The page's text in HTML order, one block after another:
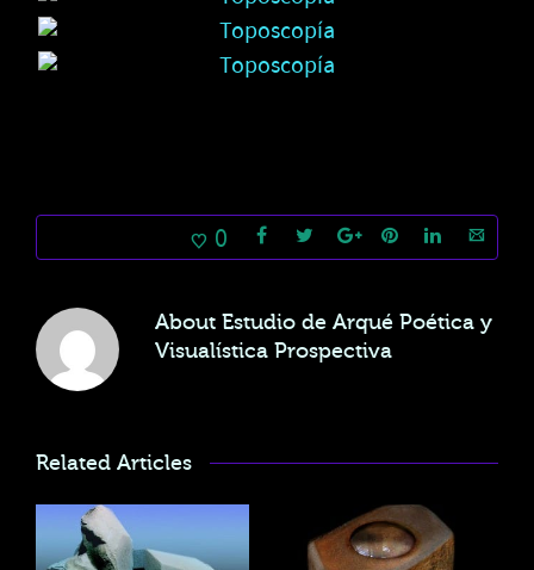
0
About Estudio de Arqué Poética y
Visualística Prospectiva
Related Articles